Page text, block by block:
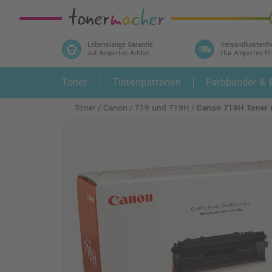
Lebenslange Garantie
auf Ampertec Artikel
(für Ampertec
In 3 einfachen Schritten ihr Druckermodell
und alle dazu passenden Artikel finden ➤ 1.
Toner Tintenpatronen Farbbänder &
Toner Canon 719 und 719H Canon 719H Toner